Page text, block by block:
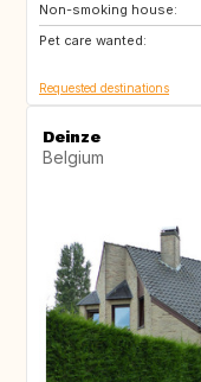
Non-smoking house:
Pet care wanted:
ES
IT
Requested destinations
Deinze
Belgium